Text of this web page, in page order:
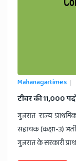
Mahanagartimes
​टीचर की 11,000
गुजरात राज्य
सहायक (कक्षा-3)
गुजरात के सरकारी